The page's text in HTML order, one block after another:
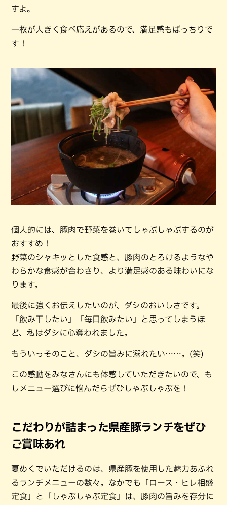
すよ。
一枚が大きく食べ応えがあるので、満足感もばっちりで
す！
個人的には、豚肉で野菜を巻いてしゃぶしゃぶするのが
おすすめ！
野菜のシャキッとした食感と、豚肉のとろけるようなや
わらかな食感が合わさり、より満足感のある味わいにな
ります。
最後に強くお伝えしたいのが、ダシのおいしさです。
「飲み干したい」「毎日飲みたい」と思ってしまうほ
ど、私はダシに心奪われました。
もういっそのこと、ダシの旨みに溺れたい……。(笑)
この感動をみなさんにも体感していただきたいので、も
しメニュー選びに悩んだらぜひしゃぶしゃぶを！
こだわりが詰まった県産豚ランチをぜひ
ご賞味あれ
夏めくでいただけるのは、県産豚を使用した魅力あふれ
るランチメニューの数々。なかでも「ロース・ヒレ相盛
定食」と「しゃぶしゃぶ定食」は、豚肉の旨みを存分に